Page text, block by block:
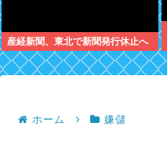
産経新聞、東北で新聞発行休止へ
ホーム 嫌儲